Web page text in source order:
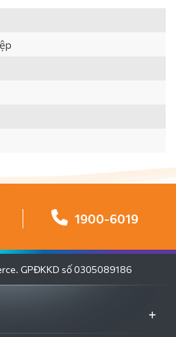
1900-6019
GPĐKKD số 0305089186